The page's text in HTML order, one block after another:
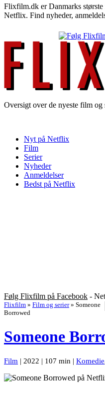
Flixfilm.dk er Danmarks største
Netflix. Find nyheder,
Oversigt over de nyeste film
Nyt på Netflix
Film
Serier
Nyheder
Anmeldelser
Bedst på Netflix
Følg Flixfilm på Facebook -
Flixfilm » Film og serier » Someone
Borrowed
Someone
Film | 2022 | 107 min | Komedie